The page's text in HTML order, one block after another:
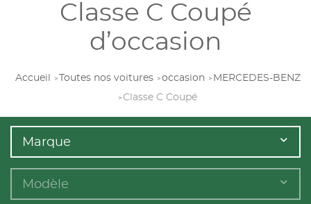
Classe C Coupé
d’occasion
Accueil Toutes nos voitures occasion
MERCEDES-BENZ
Classe C Coupé
Marque
Modèle